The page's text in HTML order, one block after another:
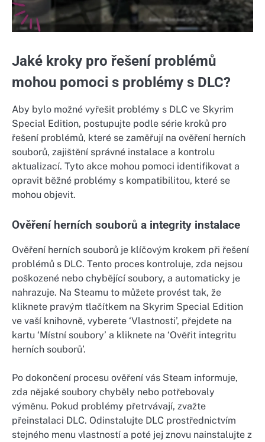
Jaké kroky pro řešení problémů
mohou pomoci s problémy s DLC?
Aby bylo možné vyřešit problémy s DLC ve Skyrim
Special Edition, postupujte podle série kroků pro
řešení problémů, které se zaměřují na ověření herních
souborů, zajištění správné instalace a kontrolu
aktualizací. Tyto akce mohou pomoci identifikovat a
opravit běžné problémy s kompatibilitou, které se
mohou objevit.
Ověření herních souborů a integrity instalace
Ověření herních souborů je klíčovým krokem při řešení
problémů s DLC. Tento proces kontroluje, zda nejsou
poškozené nebo chybějící soubory, a automaticky je
nahrazuje. Na Steamu to můžete provést tak, že
kliknete pravým tlačítkem na Skyrim Special Edition
ve vaší knihovně, vyberete ‘Vlastnosti’, přejdete na
kartu ‘Místní soubory’ a kliknete na ‘Ověřit integritu
herních souborů’.
Po dokončení procesu ověření vás Steam informuje,
zda nějaké soubory chyběly nebo potřebovaly
výměnu. Pokud problémy přetrvávají, zvažte
přeinstalaci DLC. Odinstalujte DLC prostřednictvím
stejného menu vlastností a poté jej znovu nainstalujte z